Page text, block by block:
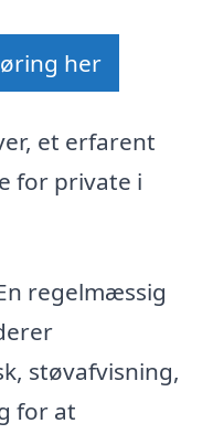
her
et erfarent
for private i
regelmæssig
støvafvisning,
for at